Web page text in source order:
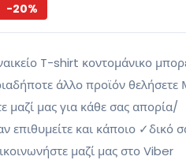
-20%
T-shirt κοντομάνικο
άλλο προϊόν
μαζί μας για κάθε σας απορία/
και κάποιο ✓δικό
μαζί μας στο Viber